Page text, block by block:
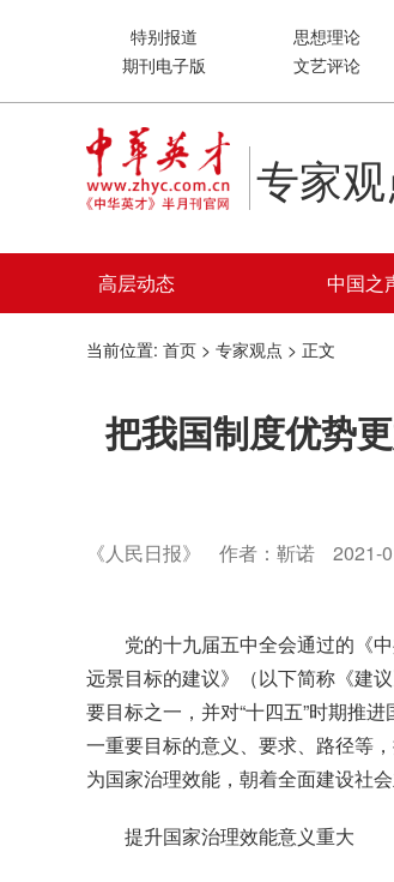
特别报道 思想理论
期刊电子版
文艺评论
专家
高层动态 中国之
当前位置: 首页 > 专家观点 > 正文
把我国制度优势
《人民日报》 作者：靳诺 2021-
党的十九届五中全会通过的《
远景目标的建议》（以下简称《建
要目标之一，并对“十四五”时期推
一重要目标的意义、要求、路径等
为国家治理效能，朝着全面建设社
提升国家治理效能意义重大